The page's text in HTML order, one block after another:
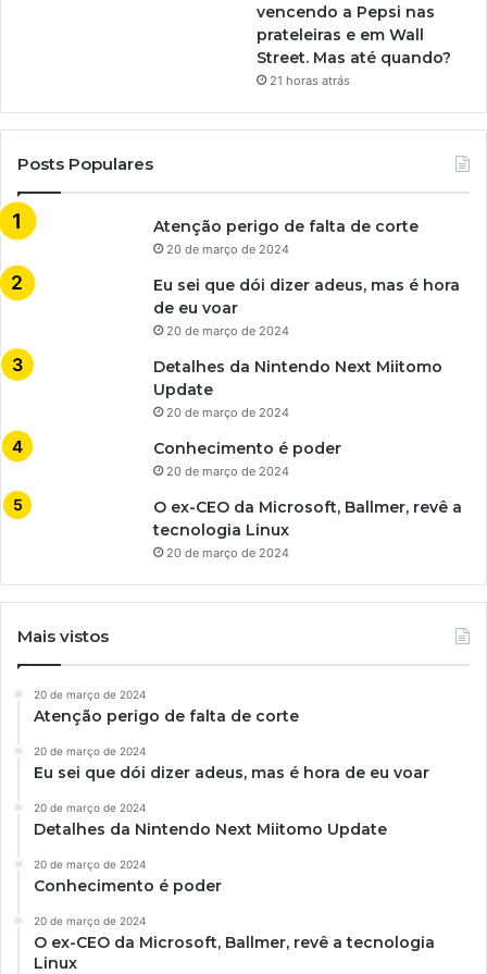
vencendo a Pepsi nas
prateleiras e em Wall
Street. Mas até quando?
21 horas atrás
Posts Populares
Atenção perigo de falta de corte
20 de março de 2024
Eu sei que dói dizer adeus, mas é hora
de eu voar
20 de março de 2024
Detalhes da Nintendo Next Miitomo
Update
20 de março de 2024
Conhecimento é poder
20 de março de 2024
O ex-CEO da Microsoft, Ballmer, revê a
tecnologia Linux
20 de março de 2024
Mais vistos
20 de março de 2024
Atenção perigo de falta de corte
20 de março de 2024
Eu sei que dói dizer adeus, mas é hora de eu voar
20 de março de 2024
Detalhes da Nintendo Next Miitomo Update
20 de março de 2024
Conhecimento é poder
20 de março de 2024
O ex-CEO da Microsoft, Ballmer, revê a tecnologia
Linux